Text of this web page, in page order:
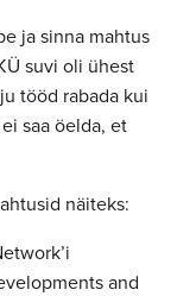
ja sinna mahtus
suvi oli ühest
tööd rabada kui
saa öelda, et
näiteks:
and